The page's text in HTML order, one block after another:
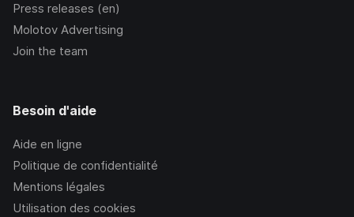
Press releases (en)
Molotov Advertising
Join the team
Besoin d'aide
Aide en ligne
Politique de confidentialité
Mentions légales
Utilisation des cookies